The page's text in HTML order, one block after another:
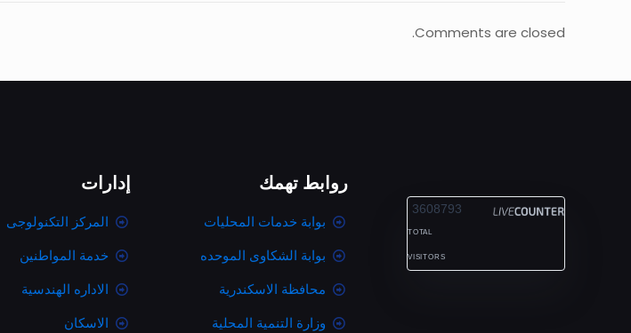
Comments are closed.
3608793
TOTAL
VISITORS
روابط تهمك
بوابة خدمات المحليات
بوابة الشكاوى الموحده
محافظة الاسكندرية
وزارة التنمية المحلية
إدارات
المركز التكنولوجى
خدمة المواطنين
الاداره الهندسية
الاسكان